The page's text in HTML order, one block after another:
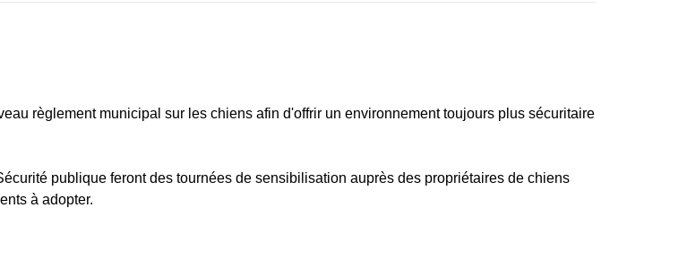
règlement municipal sur les chiens afin d'offrir un environnement toujours plus sécuritaire
publique feront des tournées de sensibilisation auprès des propriétaires de chiens
à adopter.